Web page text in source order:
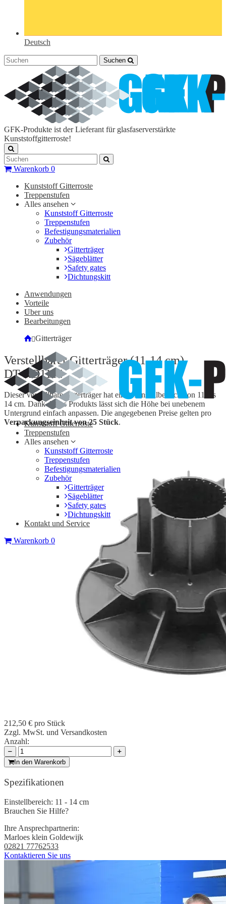
Deutsch
Suchen
GFK-Produkte ist der Lieferant für glasfaserverstärkte
Kunststoffgitterroste!
Warenkorb 0
Kunststoff Gitterroste
Treppenstufen
Alles ansehen
Kunststoff Gitterroste
Treppenstufen
Befestigungsmaterialien
Zubehör
Gitterträger
Sägeblätter
Safety gates
Dichtungskitt
Anwendungen
Vorteile
Uber uns
Bearbeitungen
Gitterträger
Kunststoff Gitterroste
Treppenstufen
Alles ansehen
Kunststoff Gitterroste
Treppenstufen
Befestigungsmaterialien
Zubehör
Gitterträger
Sägeblätter
Safety gates
Dichtungskitt
Kontakt und Service
Warenkorb 0
Verstellbarer Gitterträger (11-14 cm)
DT-RD1114
Dieser verstellbare Gitterträger hat einen Einstellbereich von 11 bis
14 cm. Dank dieses Produkts lässt sich die Höhe bei unebenem
Untergrund einfach anpassen. Die angegebenen Preise gelten pro
Verpackungseinheit von 25 Stück.
212,50 € pro Stück
Zzgl. MwSt. und Versandkosten
Anzahl:
In den Warenkorb
Spezifikationen
Einstellbereich: 11 - 14 cm
Brauchen Sie Hilfe?
Ihre Ansprechpartnerin:
Marloes klein Goldewijk
02821 77762533
Kontaktieren Sie uns